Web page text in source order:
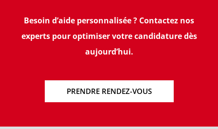
Besoin d’aide personnalisée ? Contactez nos
experts pour optimiser votre candidature dès
aujourd’hui.
PRENDRE RENDEZ-VOUS